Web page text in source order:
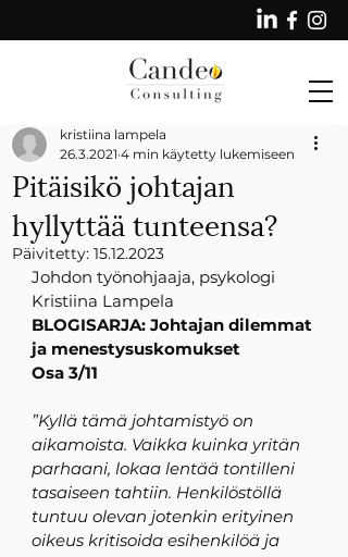
Pitäisikö johtajan
hyllyttää tunteensa?
kristiina lampela
26.3.2021 4 min käytetty lukemiseen
Päivitetty: 15.12.2023
Johdon työnohjaaja, psykologi
Kristiina Lampela
BLOGISARJA: Johtajan dilemmat
ja menestysuskomukset
Osa 3/11
”Kyllä tämä johtamistyö on
aikamoista. Vaikka kuinka yritän
parhaani, lokaa lentää tontilleni
tasaiseen tahtiin. Henkilöstöllä
tuntuu olevan jotenkin erityinen
oikeus kritisoida esihenkilöä ja